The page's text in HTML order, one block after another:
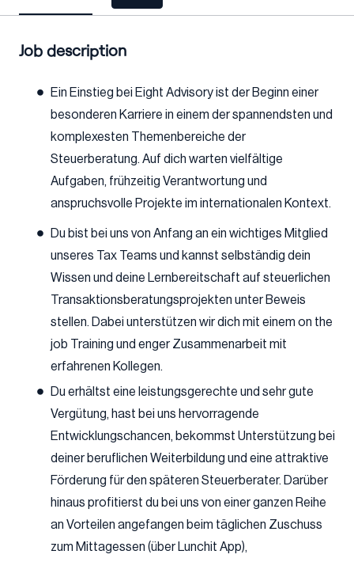
Job description
Ein Einstieg bei Eight Advisory ist der Beginn einer
besonderen Karriere in einem der spannendsten und
komplexesten Themenbereiche der
Steuerberatung. Auf dich warten vielfältige
Aufgaben, frühzeitig Verantwortung und
anspruchsvolle Projekte im internationalen Kontext.
Du bist bei uns von Anfang an ein wichtiges Mitglied
unseres Tax Teams und kannst selbständig dein
Wissen und deine Lernbereitschaft auf steuerlichen
Transaktionsberatungsprojekten unter Beweis
stellen. Dabei unterstützen wir dich mit einem on the
job Training und enger Zusammenarbeit mit
erfahrenen Kollegen.
Du erhältst eine leistungsgerechte und sehr gute
Vergütung, hast bei uns hervorragende
Entwicklungschancen, bekommst Unterstützung bei
deiner beruflichen Weiterbildung und eine attraktive
Förderung für den späteren Steuerberater. Darüber
hinaus profitierst du bei uns von einer ganzen Reihe
an Vorteilen angefangen beim täglichen Zuschuss
zum Mittagessen (über Lunchit App),